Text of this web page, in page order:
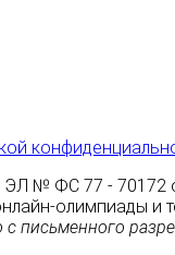
ЭЛ № ФС 77 -
олимпиады и
письменного